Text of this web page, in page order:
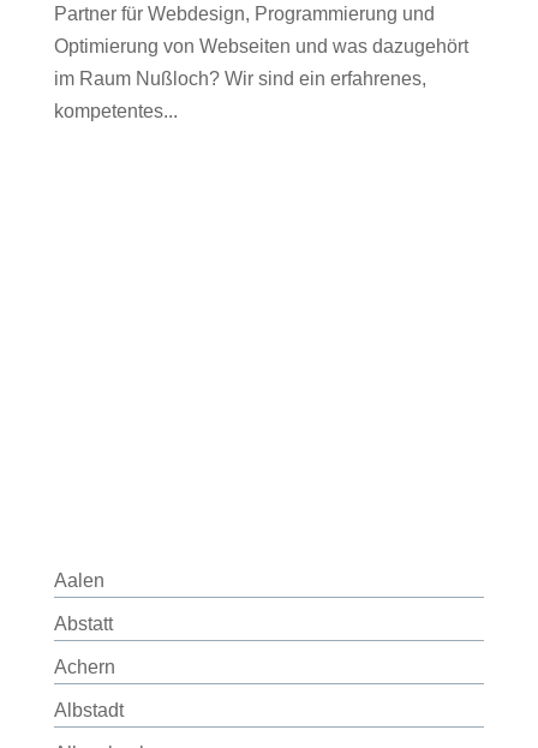
Partner für Webdesign, Programmierung und
Optimierung von Webseiten und was dazugehört
im Raum Nußloch? Wir sind ein erfahrenes,
kompetentes...
Aalen
Abstatt
Achern
Albstadt